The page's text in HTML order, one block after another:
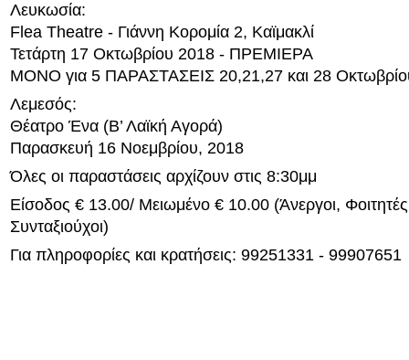
Λευκωσία:
Flea Theatre - Γιάννη Κορομία 2, Καϊμακλί
Τετάρτη 17 Οκτωβρίου 2018 - ΠΡΕΜΙΕΡΑ
ΜΟΝΟ για 5 ΠΑΡΑΣΤΑΣΕΙΣ 20,21,27 και 28
Λεμεσός:
Θέατρο Ένα (Β’ Λαϊκή Αγορά)
Παρασκευή 16 Νοεμβρίου, 2018
Όλες οι παραστάσεις αρχίζουν στις 8:30μμ
Είσοδος € 13.00/ Μειωμένο € 10.00 (Άνεργοι,
Συνταξιούχοι)
Για πληροφορίες και κρατήσεις: 99251331 - 99907651